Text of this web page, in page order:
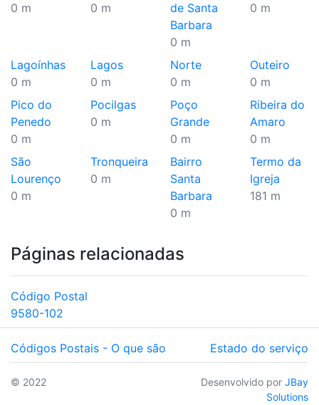
0 m
0 m
de Santa
Barbara
0 m
0 m
Lagoínhas
0 m
Lagos
0 m
Norte
0 m
Outeiro
0 m
Pico do
Penedo
0 m
Pocilgas
0 m
Poço
Grande
0 m
Ribeira do
Amaro
0 m
São
Lourenço
0 m
Tronqueira
0 m
Bairro
Santa
Barbara
0 m
Termo da
Igreja
181 m
Páginas relacionadas
Código Postal
9580-102
Códigos Postais - O que são Estado do serviço
© 2022 Desenvolvido por JBay
Solutions